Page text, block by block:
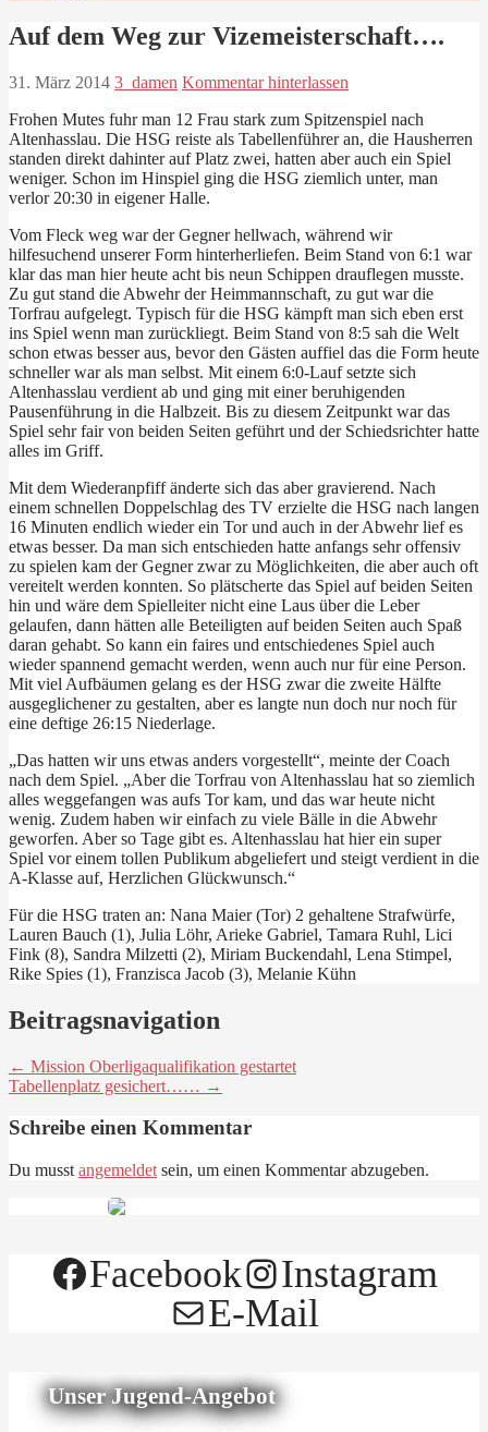
Auf dem Weg zur Vizemeisterschaft….
31. März 2014 3_damen Kommentar hinterlassen
Frohen Mutes fuhr man 12 Frau stark zum Spitzenspiel nach
Altenhasslau. Die HSG reiste als Tabellenführer an, die Hausherren
standen direkt dahinter auf Platz zwei, hatten aber auch ein Spiel
weniger. Schon im Hinspiel ging die HSG ziemlich unter, man
verlor 20:30 in eigener Halle.
Vom Fleck weg war der Gegner hellwach, während wir
hilfesuchend unserer Form hinterherliefen. Beim Stand von 6:1 war
klar das man hier heute acht bis neun Schippen drauflegen musste.
Zu gut stand die Abwehr der Heimmannschaft, zu gut war die
Torfrau aufgelegt. Typisch für die HSG kämpft man sich eben erst
ins Spiel wenn man zurückliegt. Beim Stand von 8:5 sah die Welt
schon etwas besser aus, bevor den Gästen auffiel das die Form heute
schneller war als man selbst. Mit einem 6:0-Lauf setzte sich
Altenhasslau verdient ab und ging mit einer beruhigenden
Pausenführung in die Halbzeit. Bis zu diesem Zeitpunkt war das
Spiel sehr fair von beiden Seiten geführt und der Schiedsrichter hatte
alles im Griff.
Mit dem Wiederanpfiff änderte sich das aber gravierend. Nach
einem schnellen Doppelschlag des TV erzielte die HSG nach langen
16 Minuten endlich wieder ein Tor und auch in der Abwehr lief es
etwas besser. Da man sich entschieden hatte anfangs sehr offensiv
zu spielen kam der Gegner zwar zu Möglichkeiten, die aber auch oft
vereitelt werden konnten. So plätscherte das Spiel auf beiden Seiten
hin und wäre dem Spielleiter nicht eine Laus über die Leber
gelaufen, dann hätten alle Beteiligten auf beiden Seiten auch Spaß
daran gehabt. So kann ein faires und entschiedenes Spiel auch
wieder spannend gemacht werden, wenn auch nur für eine Person.
Mit viel Aufbäumen gelang es der HSG zwar die zweite Hälfte
ausgeglichener zu gestalten, aber es langte nun doch nur noch für
eine deftige 26:15 Niederlage.
„Das hatten wir uns etwas anders vorgestellt“, meinte der Coach
nach dem Spiel. „Aber die Torfrau von Altenhasslau hat so ziemlich
alles weggefangen was aufs Tor kam, und das war heute nicht
wenig. Zudem haben wir einfach zu viele Bälle in die Abwehr
geworfen. Aber so Tage gibt es. Altenhasslau hat hier ein super
Spiel vor einem tollen Publikum abgeliefert und steigt verdient in die
A-Klasse auf, Herzlichen Glückwunsch.“
Für die HSG traten an: Nana Maier (Tor) 2 gehaltene Strafwürfe,
Lauren Bauch (1), Julia Löhr, Arieke Gabriel, Tamara Ruhl, Lici
Fink (8), Sandra Milzetti (2), Miriam Buckendahl, Lena Stimpel,
Rike Spies (1), Franzisca Jacob (3), Melanie Kühn
Beitragsnavigation
← Mission Oberligaqualifikation gestartet
Tabellenplatz gesichert…… →
Schreibe einen Kommentar
Du musst angemeldet sein, um einen Kommentar abzugeben.
Facebook
Instagram
E-Mail
Unser Jugend-Angebot